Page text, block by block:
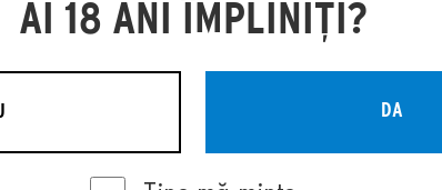
AI 18 ANI ÎMPLINIȚI?
DA